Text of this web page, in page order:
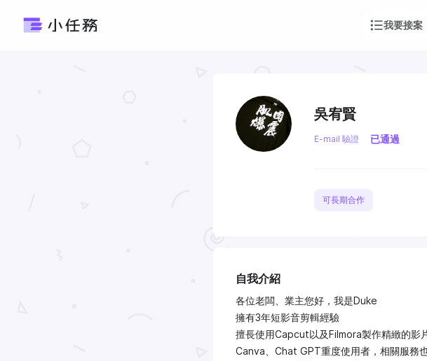
我要接案
吳宥賢
E-mail 驗證 已通過
可長期合作
自我介紹
各位老闆、業主您好，我是Duke
擁有3年短影音剪輯經驗
擅長使用Capcut以及Filmora製作精緻的影
Canva、Chat GPT重度使用者，相關服務